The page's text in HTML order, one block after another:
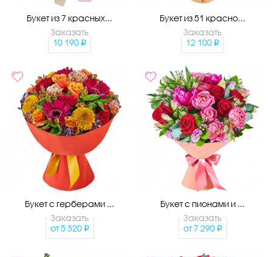
Букет из 7 красных...
Заказать
10 190
Букет из 51 красно...
Заказать
12 100
Букет с герберами ...
Заказать
от 5 320
Букет с пионами и ...
Заказать
от 7 290